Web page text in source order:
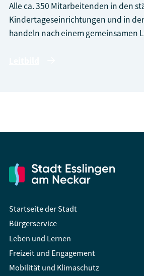
Alle ca. 350 Mitarbeitenden in den
Kindertageseinrichtungen und in
handeln nach einem gemeinsamen
Startseite der Stadt
Bürgerservice
Leben und Lernen
Freizeit und Engagement
Mobilität und Klimaschutz